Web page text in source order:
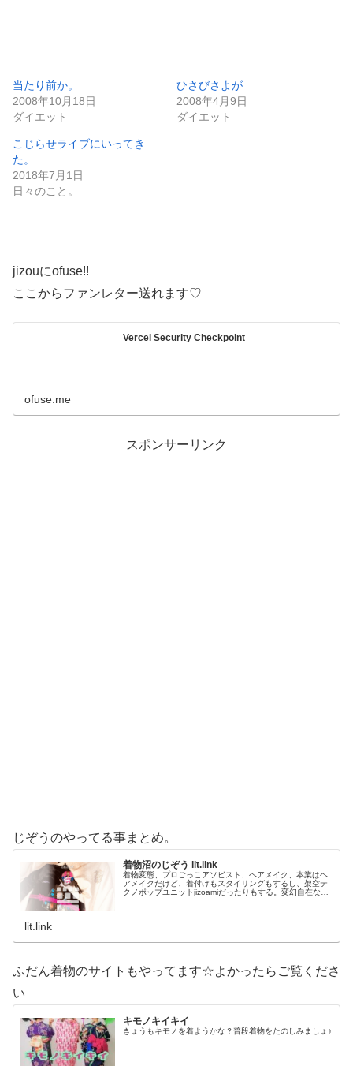
当たり前か。
2008年10月18日
ダイエット
ひさびさよが
2008年4月9日
ダイエット
こじらせライブにいってき
た。
2018年7月1日
日々のこと。
jizouにofuse!!
ここからファンレター送れます♡
Vercel Security Checkpoint
ofuse.me
スポンサーリンク
じぞうのやってる事まとめ。
着物沼のじぞう lit.link
着物変態、プロごっこアソビスト、ヘアメイク、本業はヘ
アメイクだけど、着付けもスタイリングもするし、架空テ
クノポップユニットjizoamiだったりもする。変幻自在なた
lit.link
ふだん着物のサイトもやってます☆よかったらご覧くださ
い
キモノキイキイ
きょうもキモノを着ようかな？普段着物をたのしみましょ♪